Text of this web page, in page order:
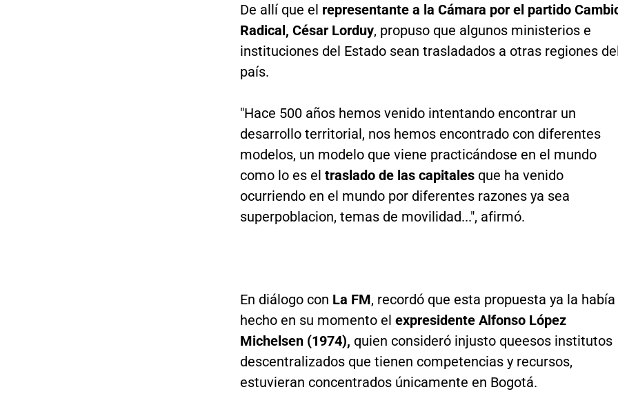
De allí que el representante a la Cámara por el partido
Radical, César Lorduy, propuso que algunos ministerios e
instituciones del Estado sean trasladados a otras regiones
país.
"Hace 500 años hemos venido intentando encontrar un
desarrollo territorial, nos hemos encontrado con diferentes
modelos, un modelo que viene practicándose en el mundo
como lo es el traslado de las capitalesque ha venido
ocurriendo en el mundo por diferentes razones ya sea
superpoblacion, temas de movilidad...", afirmó.
En diálogo con La FM, recordó que esta propuesta ya la había
hecho en su momento el expresidente Alfonso López
Michelsen (1974), quien consideró injusto queesos institutos
descentralizados que tienen competencias y recursos,
estuvieran concentrados únicamente en Bogotá.